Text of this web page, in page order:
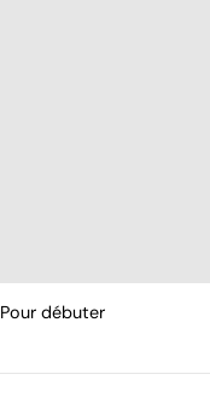
Pour débuter